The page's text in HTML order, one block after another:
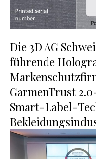
Die 3D AG
führende
GarmenTrust
Smart-Label-